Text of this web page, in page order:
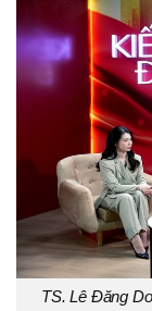
TS. Lê Đăng